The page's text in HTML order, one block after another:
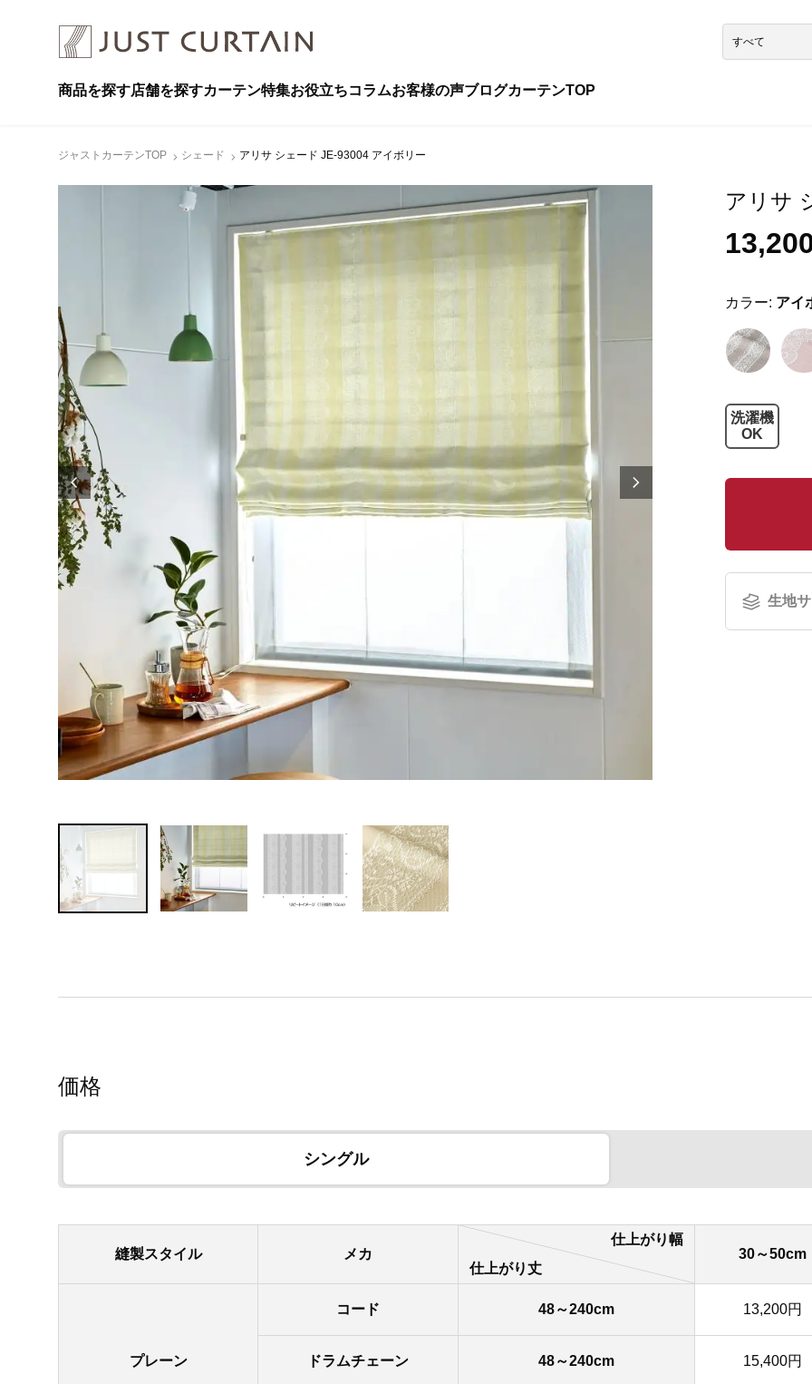
商品を探す店舗を探すカーテン特集お役立ちコラムお客様の声ブログカーテンTOP
ジャストカーテンTOP シェード アリサ シェード JE-93004 アイボリー
アリサ
カラー: アイ
洗濯機
OK
生地
価格
シングル
縫製スタイル メカ
仕上がり幅
仕上がり丈
30～50cm
プレーン
コード 48～240cm 13,200円
ドラムチェーン 48～240cm 15,400円